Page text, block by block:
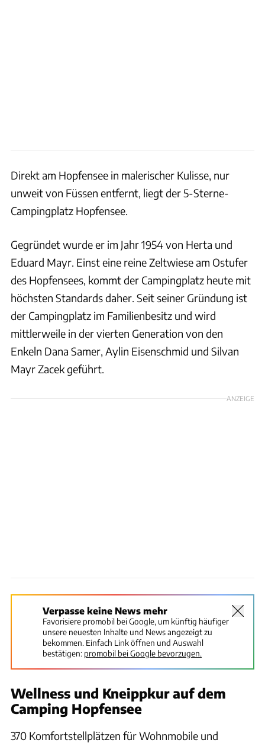
Direkt am Hopfensee in malerischer Kulisse, nur
unweit von Füssen entfernt, liegt der 5-Sterne-
Campingplatz Hopfensee.
Gegründet wurde er im Jahr 1954 von Herta und
Eduard Mayr. Einst eine reine Zeltwiese am Ostufer
des Hopfensees, kommt der Campingplatz heute mit
höchsten Standards daher. Seit seiner Gründung ist
der Campingplatz im Familienbesitz und wird
mittlerweile in der vierten Generation von den
Enkeln Dana Samer, Aylin Eisenschmid und Silvan
Mayr Zacek geführt.
ANZEIGE
Verpasse keine News mehr
Favorisiere promobil bei Google, um künftig häufiger
unsere neuesten Inhalte und News angezeigt zu
bekommen. Einfach Link öffnen und Auswahl
bestätigen: promobil bei Google bevorzugen.
Wellness und Kneippkur auf dem
Camping Hopfensee
370 Komfortstellplätzen für Wohnmobile und